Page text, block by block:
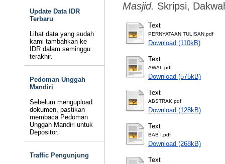
Update Data IDR
Terbaru
Lihat data yang sudah
kami tambahkan ke
IDR dalam seminggu
terakhir.
Pedoman Unggah
Mandiri
Sebelum mengupload
dokumen, pastikan
membaca Pedoman
Unggah Mandiri untuk
Depositor.
Traffic Pengunjung
Masjid. Skripsi,
Text
PERNYATAAN TULISAN.pdf
Download (110kB)
Text
AWAL.pdf
Download (575kB)
Text
ABSTRAK.pdf
Download (128kB)
Text
BAB I.pdf
Download (268kB)
Text